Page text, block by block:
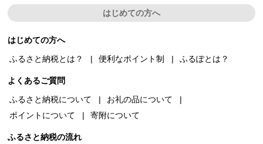
はじめての方へ
はじめての方へ
ふるさと納税とは？
便利なポイント制 ふるぽとは？
よくあるご質問
ふるさと納税について
お礼の品について
ポイントについて
寄附について
ふるさと納税の流れ